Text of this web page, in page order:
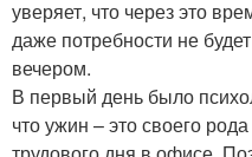
уверяет, что через это
даже потребности не
вечером.
В первый день было
что ужин – это своего